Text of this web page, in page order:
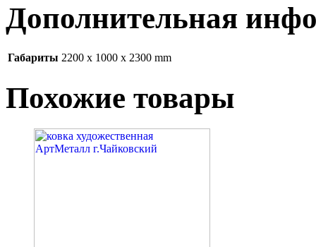
Дополнительная
Габариты 2200 x 1000 x 2300 mm
Похожие товары